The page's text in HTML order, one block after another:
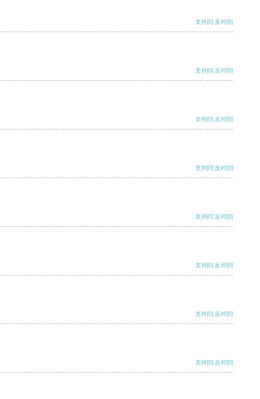
支持[0] 反对[0]
支持[0] 反对[0]
支持[0] 反对[0]
支持[0] 反对[0]
支持[0] 反对[0]
支持[0] 反对[0]
支持[0] 反对[0]
支持[0] 反对[0]